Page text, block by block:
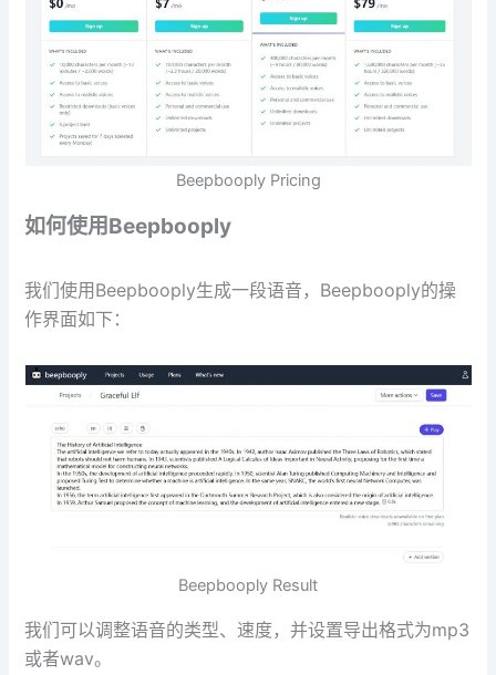
Beepbooply Pricing
如何使用Beepbooply
我们使用Beepbooply生成一段语音，Beepbooply的操
作界面如下：
Beepbooply Result
我们可以调整语音的类型、速度，并设置导出格式为mp3
或者wav。